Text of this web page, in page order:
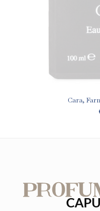
Cara,